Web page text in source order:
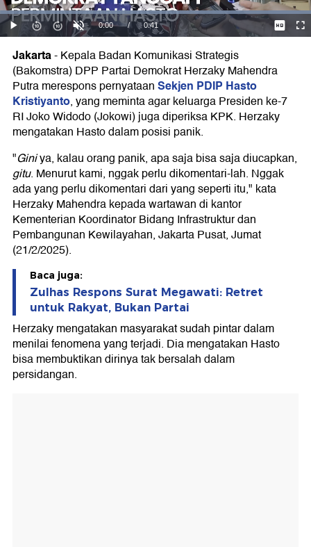
Jakarta-Kepala Badan Komunikasi Strategis
(Bakomstra) DPP Partai Demokrat Herzaky Mahendra
Putra merespons pernyataanSekjen PDIP Hasto
Kristiyanto, yang meminta agar keluarga Presiden ke-7
RI Joko Widodo (Jokowi) juga diperiksa KPK. Herzaky
mengatakan Hasto dalam posisi panik.
"Giniya, kalau orang panik, apa saja bisa saja diucapkan,
gitu. Menurut kami, nggak perlu dikomentari-lah. Nggak
ada yang perlu dikomentari dari yang seperti itu," kata
Herzaky Mahendra kepada wartawan di kantor
Kementerian Koordinator Bidang Infrastruktur dan
Pembangunan Kewilayahan, Jakarta Pusat, Jumat
(21/2/2025).
Baca juga:
Zulhas Respons Surat Megawati: Retret
untuk Rakyat, Bukan Partai
Herzaky mengatakan masyarakat sudah pintar dalam
menilai fenomena yang terjadi. Dia mengatakan Hasto
bisa membuktikan dirinya tak bersalah dalam
persidangan.